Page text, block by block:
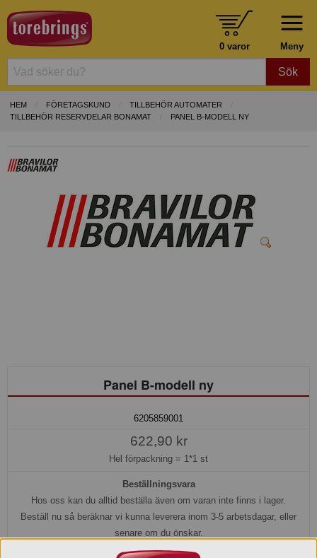
Meny
0 varor
Sök
HEM FÖRETAGSKUND
TILLBEHÖR AUTOMATER
TILLBEHÖR RESERVDELAR BONAMAT
PANEL B-MODELL NY
Panel B-modell ny
6205859001
622,90 kr
Hel förpackning = 1*1 st
Beställningsvara
Hos oss kan du alltid beställa även om varan inte finns i lager.
Beställ nu så beräknar vi kunna leverera inom 3-5 arbetsdagar, eller
senare om du önskar.